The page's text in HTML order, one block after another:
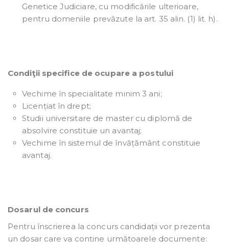
Genetice Judiciare, cu modificările ulterioare,
pentru domeniile prevăzute la art. 35 alin. (1) lit. h).
Condiţii specifice de ocupare a postului
Vechime în specialitate minim 3 ani;
Licențiat în drept;
Studii universitare de master cu diplomă de
absolvire constituie un avantaj;
Vechime în sistemul de învățământ constituie
avantaj.
Dosarul de concurs
Pentru înscrierea la concurs candidații vor prezenta
un dosar care va conține următoarele documente: